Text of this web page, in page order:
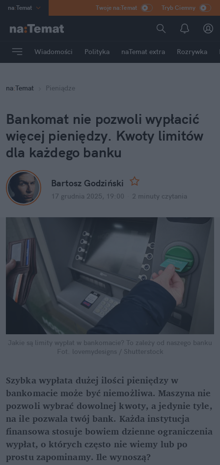
na:Temat
Poland
mama
Rozrywka
Twoje na:Temat Tryb Ciemny
Wiadomości Polityka naTemat extra Rozrywka
na:Temat Pieniądze
Bankomat nie pozwoli wypłacić
więcej pieniędzy. Kwoty limitów
dla każdego banku
Bartosz Godziński
17 grudnia 2025, 19:00 2 minuty czytania
Jakie są limity wypłat w bankomacie? To zależy od naszego banku
Fot. lovemydesigns / Shutterstock
Szybka wypłata dużej ilości pieniędzy w
bankomacie może być niemożliwa. Maszyna nie
pozwoli wybrać dowolnej kwoty, a jedynie tyle,
na ile pozwala twój bank. Każda instytucja
finansowa stosuje bowiem dzienne ograniczenia
wypłat, o których często nie wiemy lub po
prostu zapominamy. Ile wynoszą?